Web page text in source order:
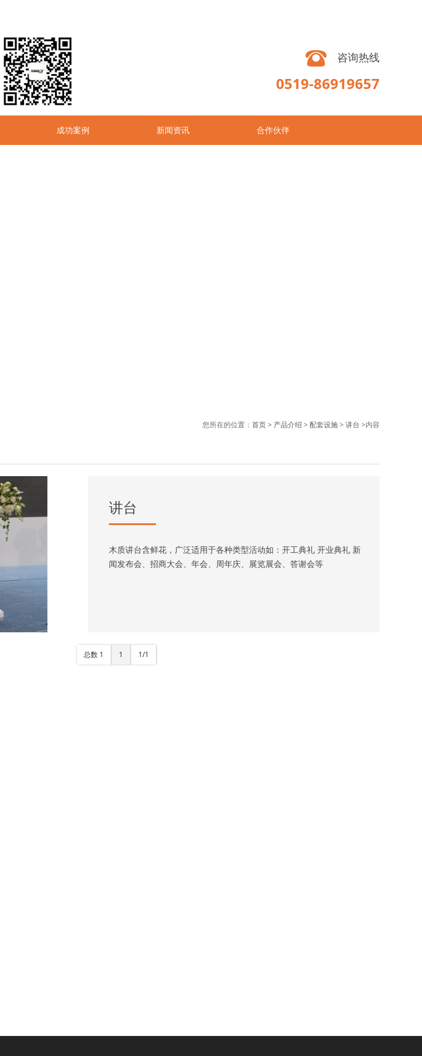
咨询热线
0519-86919657
成功案例 新闻资讯 合作伙伴
您所在的位置 ： 首页> 产品介绍 > 配套设施> 讲台 >内容
讲台
木质讲台含鲜花，广泛适用于各种类型活动如：开工典礼 开业典礼 新
闻发布会、招商大会、年会 、周年庆、展览展会 、答谢会等
总数 1 1 1/1